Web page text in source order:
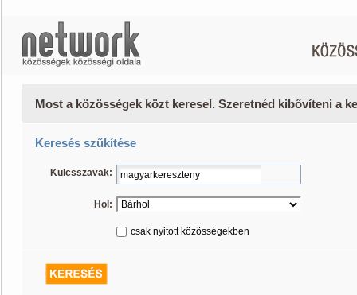
Most a közösségek közt keresel. Szeretnéd kibővíteni a
Keresés szűkítése
Kulcsszavak:
Hol:
csak nyitott közösségekben